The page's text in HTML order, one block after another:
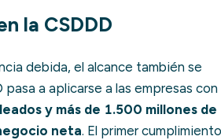
la CSDDD
debida, el alcance también se
pasa a aplicarse a las empresas con
y más de 1.500 millones de
neta. El primer cumplimiento